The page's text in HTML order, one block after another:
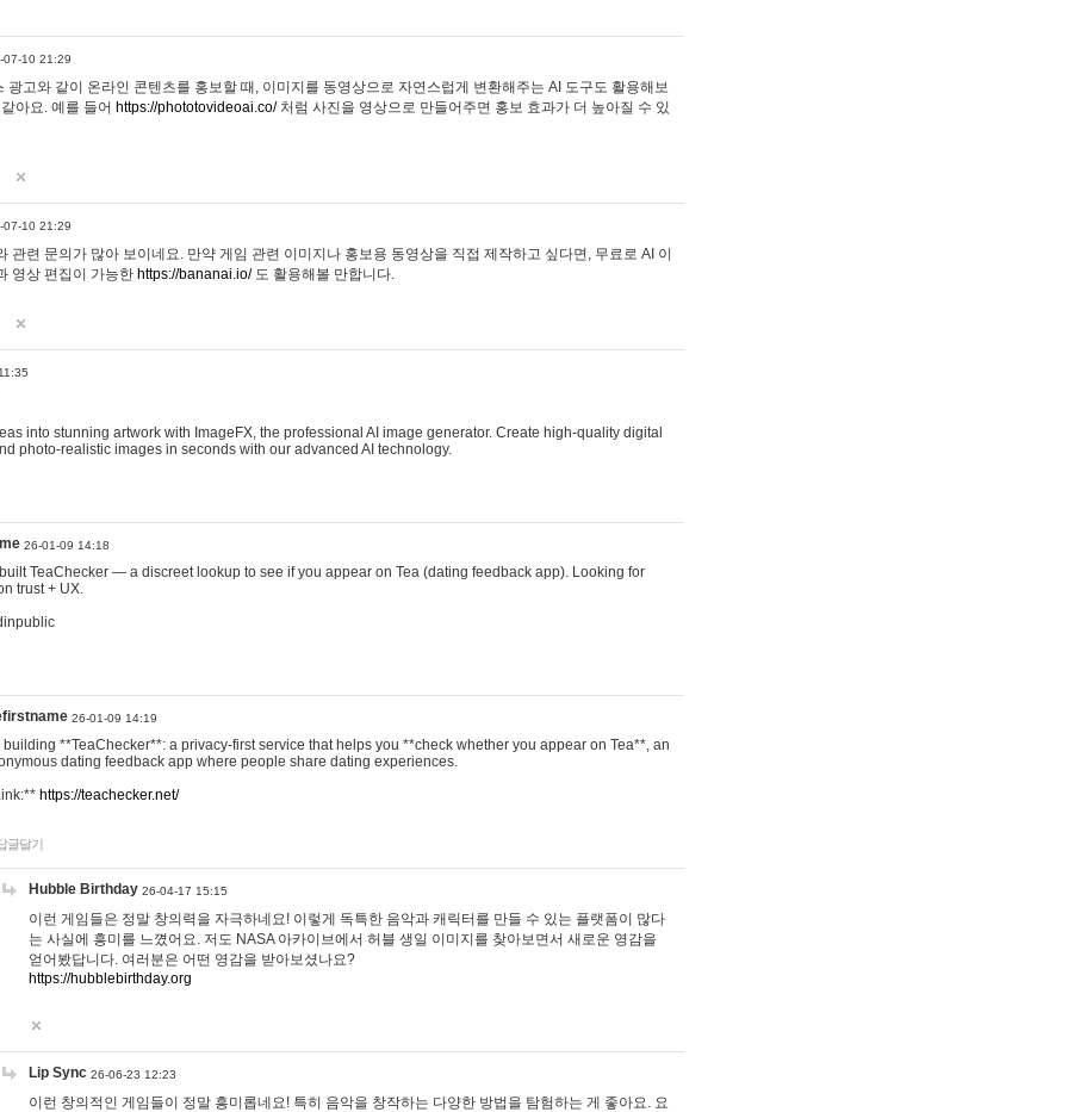
07-10 21:29
광고와 같이 온라인 콘텐츠를 홍보할 때, 이미지를 동영상으로 자연스럽게 변환해주는 AI 도구도 활용해보
아요. 예를 들어 https://phototovideoai.co/처럼 사진을 영상으로 만들어주면 홍보 효과가 더 높아질 수 있
07-10 21:29
관련 문의가 많아 보이네요. 만약 게임 관련 이미지나 홍보용 동영상을 직접 제작하고 싶다면, 무료로 AI 이
영상 편집이 가능한 https://bananai.io/도 활용해볼 만합니다.
into stunning artwork with ImageFX, the professional AI image generator. Create high-quality digital
photo-realistic images in seconds with our advanced AI technology.
26-01-09 14:18
TeaChecker — a discreet lookup to see if you appear on Tea (dating feedback app). Looking for
trust + UX.
26-01-09 14:19
building **TeaChecker**: a privacy-first service that helps you **check whether you appear on Tea**, an
dating feedback app where people share dating experiences.
https://teachecker.net/
글달기
Hubble Birthday 26-04-17 15:15
이런 게임들은 정말 창의력을 자극하네요! 이렇게 독특한 음악과 캐릭터를 만들 수 있는 플랫폼이 많다
는 사실에 흥미를 느꼈어요. 저도 NASA 아카이브에서 허블 생일 이미지를 찾아보면서 새로운 영감을
얻어봤답니다. 여러분은 어떤 영감을 받아보셨나요?
https://hubblebirthday.org
Lip Sync 26-06-23 12:23
이런 창의적인 게임들이 정말 흥미롭네요! 특히 음악을 창작하는 다양한 방법을 탐험하는 게 좋아요. 요